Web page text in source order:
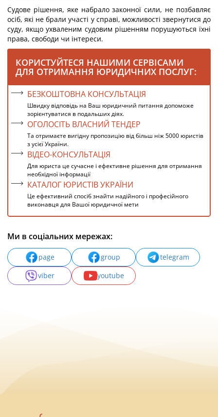
Судове рішення, яке набрало законної сили, не позбавляє
осіб, які не брали участі у справі, можливості звернутися до
суду, якщо ухваленим судовим рішенням порушуються їхні
права, свободи чи інтереси.
КОРИСТУЙТЕСЯ НАШИМИ СЕРВІСАМИ
ДЛЯ ОТРИМАННЯ ЮРИДИЧНИХ ПОСЛУГ:
БЕЗКОШТОВНА КОНСУЛЬТАЦІЯ
Швидку відповідь на Ваш юридичний питання допоможе
зорієнтуватися в подальших діях.
ОГОЛОСІТЬ ВЛАСНИЙ ТЕНДЕР
Та отримаєте вигідну пропозицію від більш ніж 5000 юристів
з усієї України.
ВІДЕО-КОНСУЛЬТАЦІЯ
Для юриста це сучасне і ефективне рішення для отримання
необхідної інформації
КАТАЛОГ ЮРИСТІВ УКРАЇНИ
Це ефективний спосіб знайти надійного і професійного
виконавця для Вашої юридичної мети
Ми в соціальних мережах:
page group
telegram
viber
youtube